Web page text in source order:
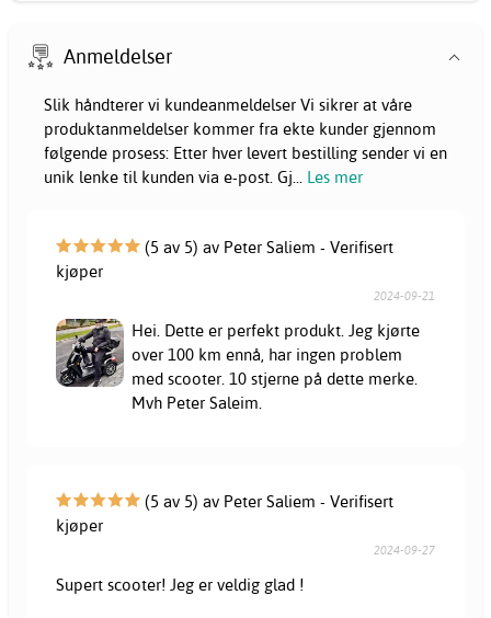
Anmeldelser
Slik håndterer vi kundeanmeldelser Vi sikrer at våre
produktanmeldelser kommer fra ekte kunder gjennom
følgende prosess: Etter hver levert bestilling sender vi en
unik lenke til kunden via e-post. Gj... Les mer
(5 av 5) av Peter Saliem - Verifisert
kjøper
2024-09-21
Hei. Dette er perfekt produkt. Jeg kjørte
over 100 km ennå, har ingen problem
med scooter. 10 stjerne på dette merke.
Mvh Peter Saleim.
(5 av 5) av Peter Saliem - Verifisert
kjøper
2024-09-27
Supert scooter! Jeg er veldig glad !